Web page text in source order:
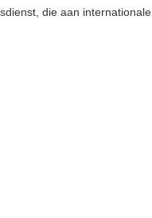
die aan internationale